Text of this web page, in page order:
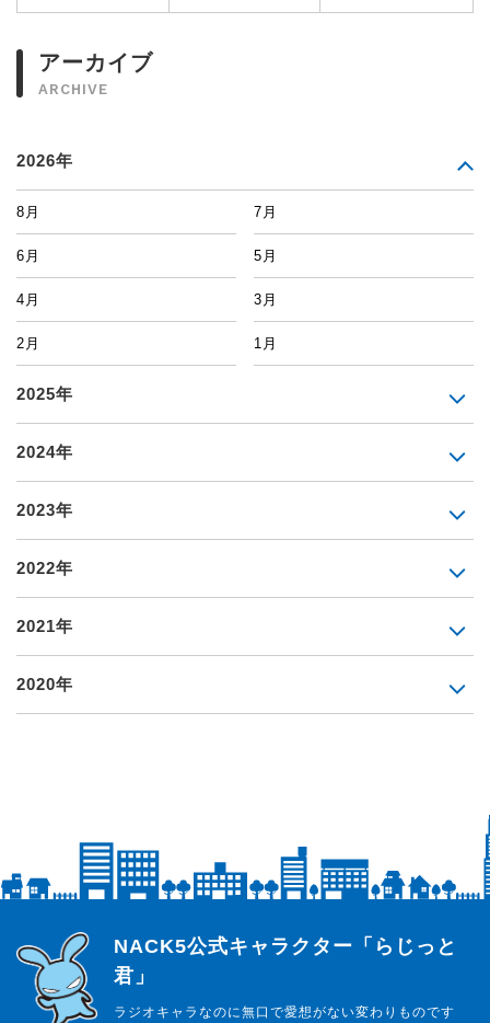
アーカイブ
ARCHIVE
2026年
8月 7月
6月 5月
4月 3月
2月 1月
2025年
2024年
2023年
2022年
2021年
2020年
らじっと君
NACK5公式キャラクター「らじっと
君」
ラジオキャラなのに無口で愛想がない変わりものです